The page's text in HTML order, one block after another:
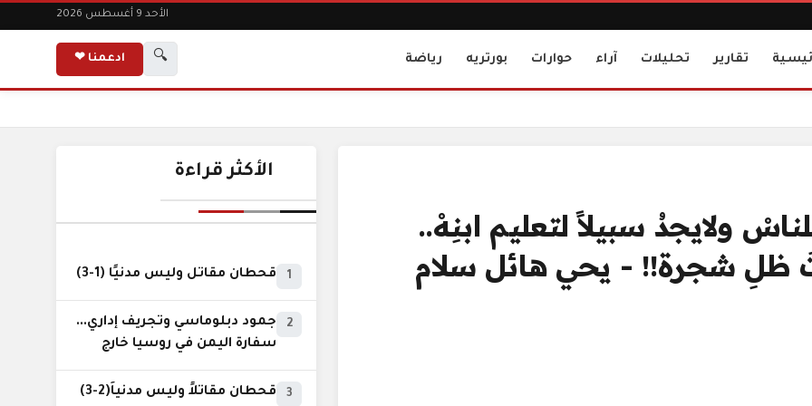
الأحد 9 أغسطس 2026
تقارير تحليلات آراء حوارات بورتريه رياضة 🔍 ادعمنا ❤
ولايجدُ سبيلاً لتعليم ابنِهْ..
ظلِ شجرة!! - يحي هائل سلام
الأكثر قراءة
1 قحطان مقاتل وليس مدنيًا (1-3)
2
جمود دبلوماسي وتجريف إداري...
سفارة اليمن في روسيا خارج
3 قحطان مقاتلاً وليس مدنياً(2-3)